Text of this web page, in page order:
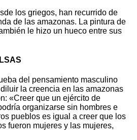
los griegos, han recurrido de
de las amazonas. La pintura de
le hizo un hueco entre sus
del pensamiento masculino
la creencia en las amazonas
«Creer que un ejército de
organizarse sin hombres e
pueblos es igual a creer que los
fueron mujeres y las mujeres,